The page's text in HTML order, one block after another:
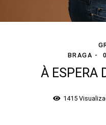
BRAGA
À ESPERA
1415